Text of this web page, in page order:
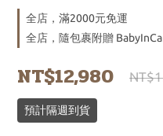
全店，滿2000元免運
全店，隨包裹附贈
NT$12,980
預計隔週到貨